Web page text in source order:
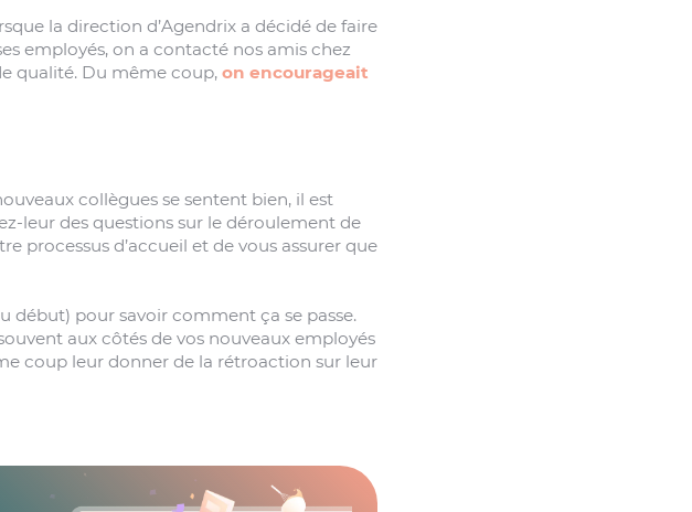
la direction d’Agendrix a décidé de faire
employés, on a contacté nos amis chez
qualité. Du même coup, on encourageait
collègues se sentent bien, il est
leur des questions sur le déroulement de
processus d’accueil et de vous assurer que
début) pour savoir comment ça se passe.
aux côtés de vos nouveaux employés
coup leur donner de la rétroaction sur leur